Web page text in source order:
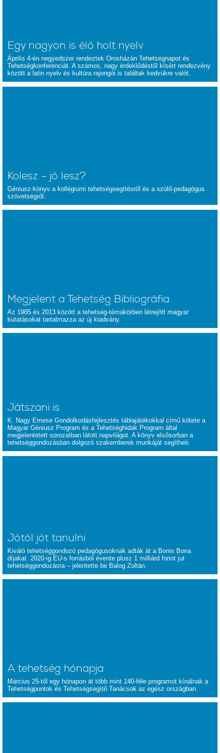
Egy nagyon is élő holt nyelv
Április 4-én negyedszer rendeztek Orosházán Tehetségnapot és
Tehetségkonferenciát. A számos, nagy érdeklődéstől kísért rendezvény
között a latin nyelv és kultúra rajongói is találtak kedvükre valót.
Kolesz – jó lesz?
Géniusz-könyv a kollégiumi tehetségsegítésről és a szülő-pedagógus
szövetségről.
Megjelent a Tehetség Bibliográfia
Az 1985 és 2013 között a tehetség-témakörben létrejött magyar
kutatásokat tartalmazza az új kiadvány.
Játszani is
K. Nagy Emese Gondolkodásfejlesztés táblajátékokkal című kötete a
Magyar Géniusz Program és a Tehetséghidak Program által
megjelentetett sorozatban látott napvilágot. A könyv elsősorban a
tehetséggondozásban dolgozó szakemberek munkáját segítheti.
Jótól jót tanulni
Kiváló tehetséggondozó pedagógusoknak adták át a Bonis Bona
díjakat. 2020-ig EU-s forrásból évente plusz 1 milliárd forint jut
tehetséggondozásra – jelentette be Balog Zoltán.
A tehetség hónapja
Március 25-től egy hónapon át több mint 140-féle programot kínálnak a
Tehetségpontok és Tehetségsegítő Tanácsok az egész országban.